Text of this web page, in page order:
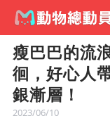
瘦巴巴的流
徊，好心人
銀漸層！
2023/06/10